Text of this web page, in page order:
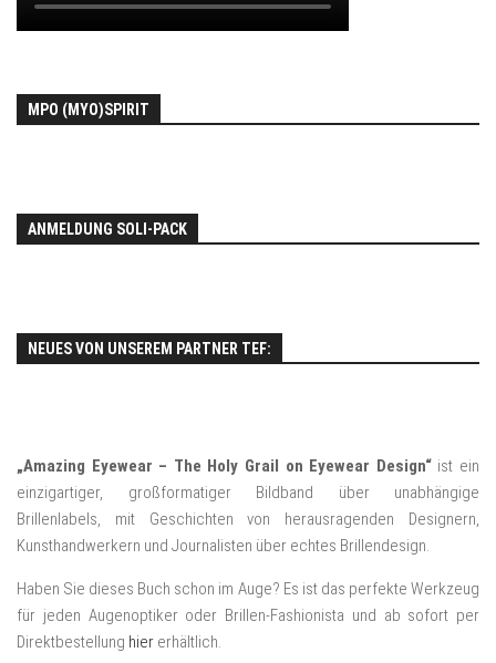
MPO (MYO)SPIRIT
ANMELDUNG SOLI-PACK
NEUES VON UNSEREM PARTNER TEF:
„Amazing Eyewear – The Holy Grail on Eyewear Design“ist ein
einzigartiger, großformatiger Bildband über unabhängige
Brillenlabels, mit Geschichten von herausragenden Designern,
Kunsthandwerkern und Journalisten über echtes Brillendesign.
Haben Sie dieses Buch schon im Auge? Es ist das perfekte Werkzeug
für jeden Augenoptiker oder Brillen-Fashionista und ab sofort per
Direktbestellung hier erhältlich.